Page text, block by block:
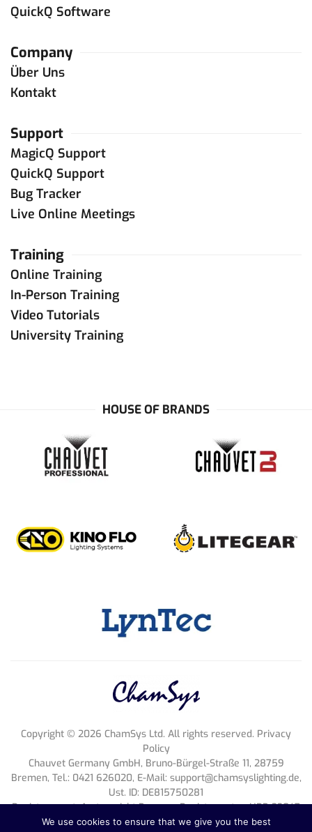
QuickQ Software
Company
Über Uns
Kontakt
Support
MagicQ Support
QuickQ Support
Bug Tracker
Live Online Meetings
Training
Online Training
In-Person Training
Video Tutorials
University Training
HOUSE OF BRANDS
Copyright © 2026 ChamSys Ltd. All rights reserved. Privacy
Policy
Chauvet Germany GmbH, Bruno-Bürgel-Straße 11, 28759
Bremen, Tel.: 0421 626020, E-Mail: support@chamsyslighting.de,
Ust. ID: DE815750281
Register court: Amtsgericht Bremen, Register entry: HRB 33047
HB, Geschäftsführung: Michael Brooksbank
We use cookies to ensure that we give you the best